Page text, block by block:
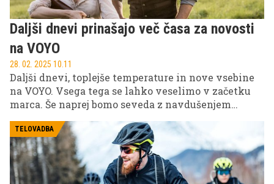
Daljši dnevi prinašajo več časa za novosti
na VOYO
28. 02. 2025 10.11
Daljši dnevi, toplejše temperature in nove vsebine
na VOYO. Vsega tega se lahko veselimo v začetku
marca. Še naprej bomo seveda z navdušenjem
Hrvaške in se spraševali "koji ti je datum
rođenjaaaaaa?", a na VOYO prihaja še kopica drugih
novosti.
TELOVADBA